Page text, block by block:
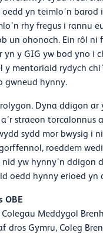
yn teimlo’n barod i
rhy fregus i rannu
un ohonoch. Ein rôl ni
yn y GIG yw bod yno i
y mentoriaid rydych
gwneud hynny.
Dyna ddigon ar
straeon torcalonnus
sydd mor bwysig i
roeddem
nid yw hynny’n ddigon
oedd hynny erioed yn
OBE
Meddygol
dros Gymru, Coleg